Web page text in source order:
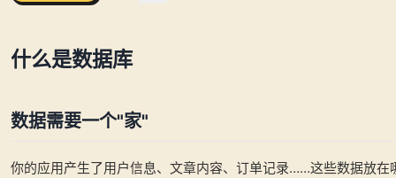
什么是数据库
数据需要一个"家"
你的应用产生了用户信息、文章内容、订单记录……这些数据放在